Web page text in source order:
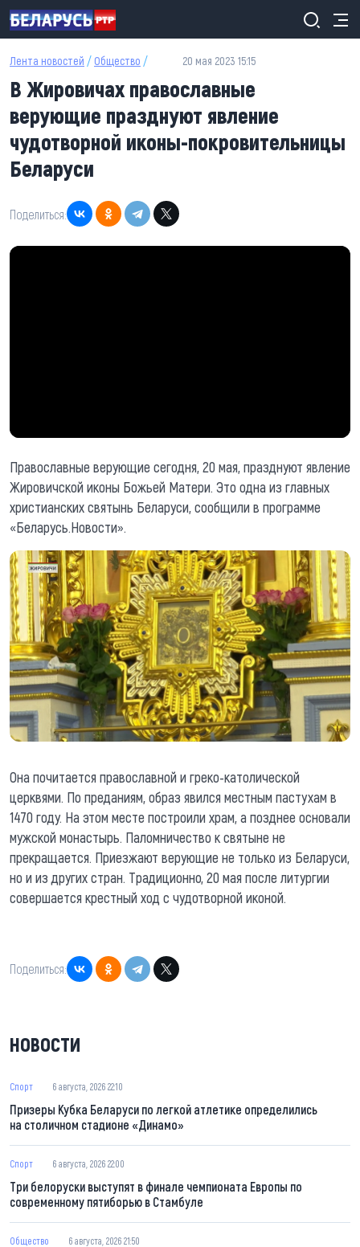
Перейти к основному содержанию
Лента новостей / Общество / 20 мая 2023 15:15
В Жировичах православные
верующие празднуют явление
чудотворной иконы-покровительницы
Беларуси
Поделиться:
Православные верующие сегодня, 20 мая, празднуют явление
Жировичской иконы Божьей Матери. Это одна из главных
христианских святынь Беларуси, сообщили в программе
«Беларусь.Новости».
Она почитается православной и греко-католической
церквями. По преданиям, образ явился местным пастухам в
1470 году. На этом месте построили храм, а позднее основали
мужской монастырь. Паломничество к святыне не
прекращается. Приезжают верующие не только из Беларуси,
но и из других стран. Традиционно, 20 мая после литургии
совершается крестный ход с чудотворной иконой.
Поделиться:
НОВОСТИ
Спорт 6 августа, 2026 22:10
Призеры Кубка Беларуси по легкой атлетике определились
на столичном стадионе «Динамо»
Спорт 6 августа, 2026 22:00
Три белоруски выступят в финале чемпионата Европы по
современному пятиборью в Стамбуле
Общество 6 августа, 2026 21:50